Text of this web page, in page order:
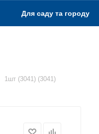
Для саду та городу
1шт (3041) (3041)